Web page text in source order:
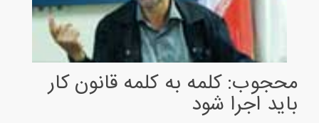
محجوب: کلمه به کلمه قانون کار
باید اجرا شود